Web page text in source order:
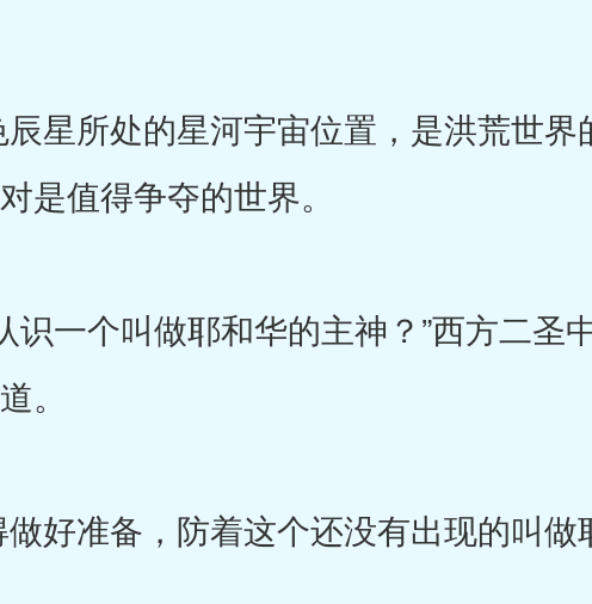
所处的星河宇宙位置，是洪荒世界
是值得争夺的世界。
一个叫做耶和华的主神？”西方二圣
。
准备，防着这个还没有出现的叫做